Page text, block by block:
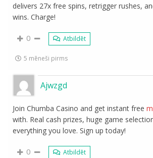
delivers 27x free spins, retrigger rushes,
wins. Charge!
0 Atbildēt
5 mēneši pirms
Ajwzgd
Join Chumba Casino and get instant free
with. Real cash prizes, huge game
everything you love. Sign up today!
0 Atbildēt